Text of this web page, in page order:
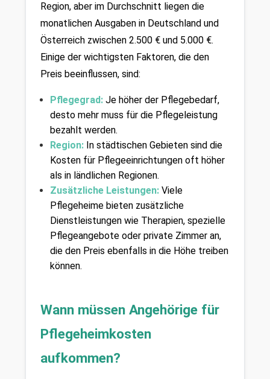
Region, aber im Durchschnitt liegen die
monatlichen Ausgaben in Deutschland und
Österreich zwischen 2.500 € und 5.000 €.
Einige der wichtigsten Faktoren, die den
Preis beeinflussen, sind:
Pflegegrad: Je höher der Pflegebedarf,
desto mehr muss für die Pflegeleistung
bezahlt werden.
Region: In städtischen Gebieten sind die
Kosten für Pflegeeinrichtungen oft höher
als in ländlichen Regionen.
Zusätzliche Leistungen: Viele
Pflegeheime bieten zusätzliche
Dienstleistungen wie Therapien, spezielle
Pflegeangebote oder private Zimmer an,
die den Preis ebenfalls in die Höhe treiben
können.
Wann müssen Angehörige für
Pflegeheimkosten
aufkommen?